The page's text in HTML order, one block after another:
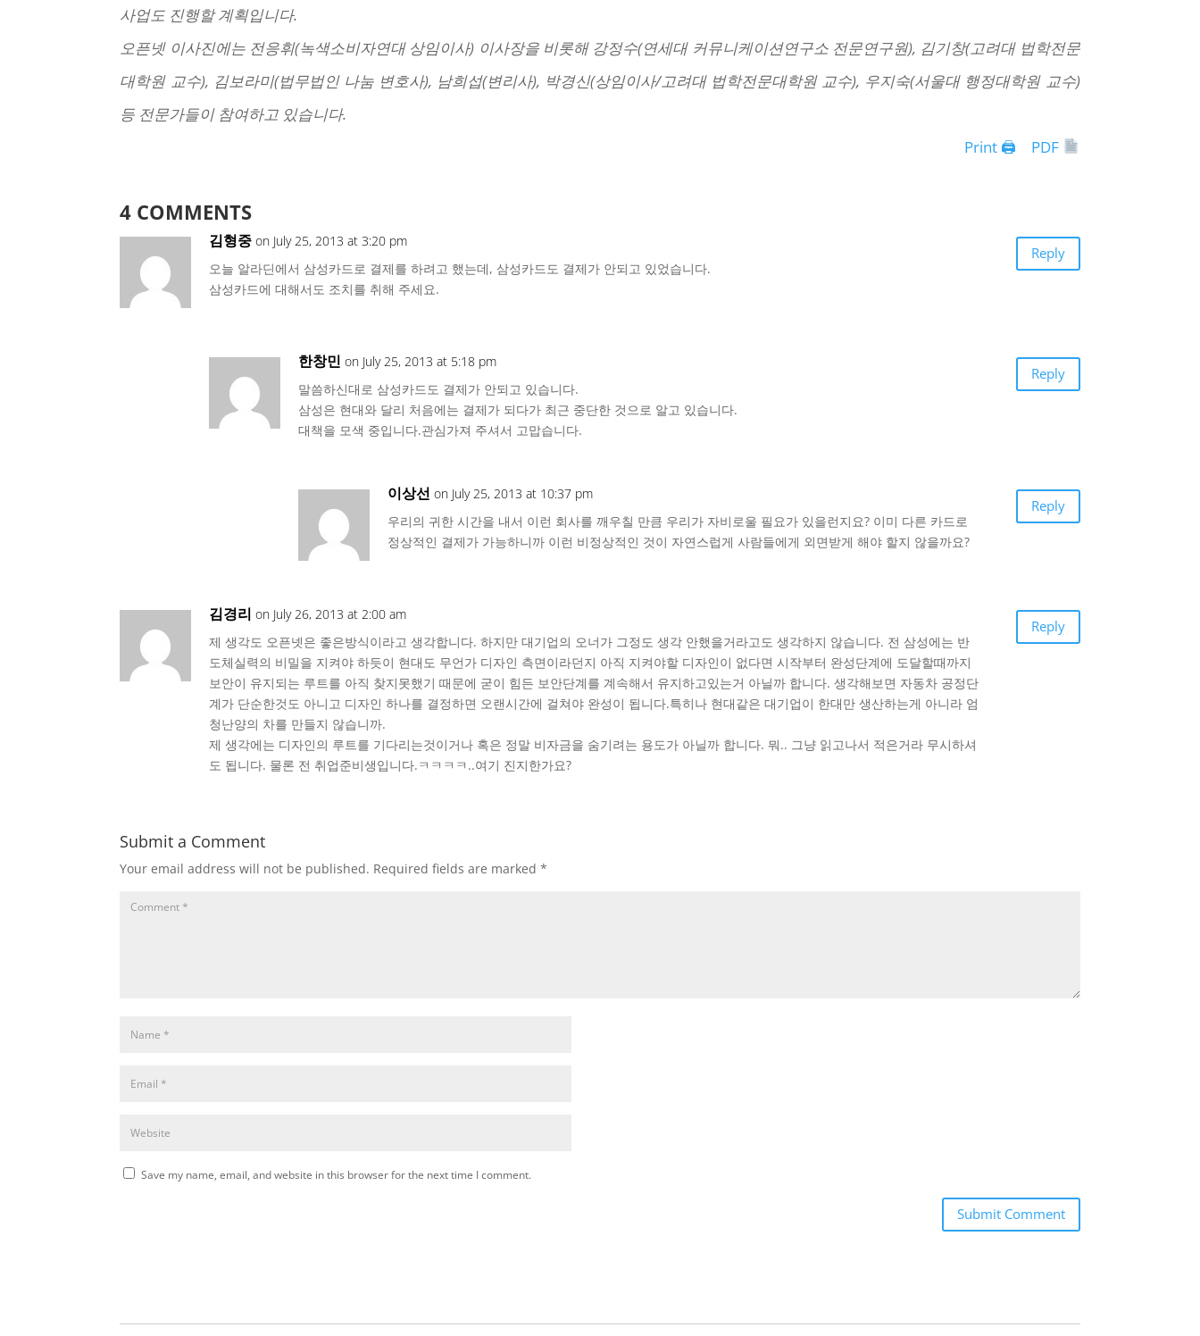
사업도 진행할 계획입니다.
오픈넷 이사진에는 전응휘(녹색소비자연대 상임이사) 이사장을 비롯해 강정수(연세대 커뮤니케이션연구소 전문연구원), 김기창(고려대 법학전문
대학원 교수), 김보라미(법무법인 나눔 변호사), 남희섭(변리사), 박경신(상임이사/고려대 법학전문대학원 교수), 우지숙(서울대 행정대학원 교수)
등 전문가들이 참여하고 있습니다.
Print 🖨
PDF
4 COMMENTS
김형중 on July 25, 2013 at 3:20 pm
오늘 알라딘에서 삼성카드로 결제를 하려고 했는데, 삼성카드도 결제가 안되고 있었습니다.
삼성카드에 대해서도 조치를 취해 주세요.
Reply
한창민 on July 25, 2013 at 5:18 pm
말씀하신대로 삼성카드도 결제가 안되고 있습니다.
삼성은 현대와 달리 처음에는 결제가 되다가 최근 중단한 것으로 알고 있습니다.
대책을 모색 중입니다.관심가져 주셔서 고맙습니다.
Reply
이상선 on July 25, 2013 at 10:37 pm
우리의 귀한 시간을 내서 이런 회사를 깨우칠 만큼 우리가 자비로울 필요가 있을런지요? 이미 다른 카드로
정상적인 결제가 가능하니까 이런 비정상적인 것이 자연스럽게 사람들에게 외면받게 해야 할지 않을까요?
Reply
김경리 on July 26, 2013 at 2:00 am
제 생각도 오픈넷은 좋은방식이라고 생각합니다. 하지만 대기업의 오너가 그정도 생각 안했을거라고도 생각하지 않습니다. 전 삼성에는 반
도체실력의 비밀을 지켜야 하듯이 현대도 무언가 디자인 측면이라던지 아직 지켜야할 디자인이 없다면 시작부터 완성단계에 도달할때까지
보안이 유지되는 루트를 아직 찾지못했기 때문에 굳이 힘든 보안단계를 계속해서 유지하고있는거 아닐까 합니다. 생각해보면 자동차 공정단
계가 단순한것도 아니고 디자인 하나를 결정하면 오랜시간에 걸쳐야 완성이 됩니다.특히나 현대같은 대기업이 한대만 생산하는게 아니라 엄
청난양의 차를 만들지 않습니까.
제 생각에는 디자인의 루트를 기다리는것이거나 혹은 정말 비자금을 숨기려는 용도가 아닐까 합니다. 뭐.. 그냥 읽고나서 적은거라 무시하셔
도 됩니다. 물론 전 취업준비생입니다.ㅋㅋㅋㅋ..여기 진지한가요?
Reply
Submit a Comment
Your email address will not be published. Required fields are marked*
Save my name, email, and website in this browser for the next time I comment.
Submit Comment